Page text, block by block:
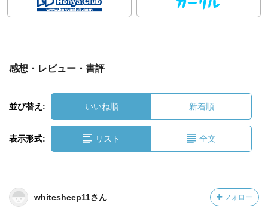
感想・レビュー・書評
並び替え: いいね順 新着順
表示形式: リスト 全文
whitesheep11さん フォロー